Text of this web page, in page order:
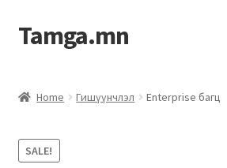
Tamga.mn
Гэрээний загвар
Home Гишүүнчлэл Enterprise багц
SALE!